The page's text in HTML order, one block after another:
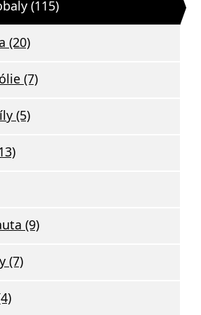
(115)
(20)
(7)
(5)
(9)
(7)